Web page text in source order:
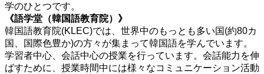
学のひとつです。
《語学堂（韓国語教育院）》
韓国語教育院(KLEC)では、世界中のもっとも多い国(約80カ
国、国際色豊か)の方々が集まって韓国語を学んでいます。
学習者中心、会話中心の授業を行っています。会話能力を伸
ばすために、授業時間中には様々なコミュニケーション活動